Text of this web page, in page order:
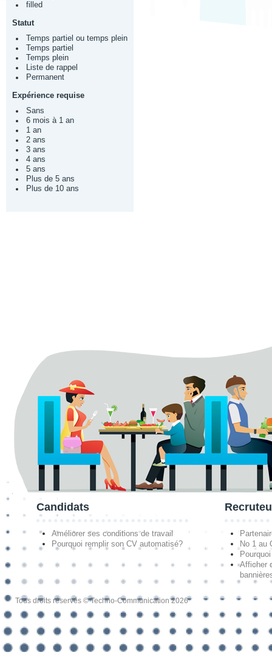
filled
Statut
Temps partiel ou temps plein
Temps partiel
Temps plein
Liste de rappel
Permanent
Expérience requise
Sans
6 mois à 1 an
1 an
2 ans
3 ans
4 ans
5 ans
Plus de 5 ans
Plus de 10 ans
Candidats
Améliorer ses conditions de travail
Pourquoi remplir son CV automatisé?
No 1 au
Afficher
Tous droits réservés © Techno-Communication 2026